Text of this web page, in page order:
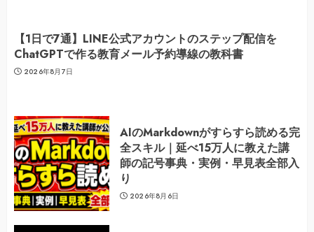
【1日で7通】LINE公式アカウントのステップ配信を
ChatGPTで作る教育メール予約導線の教科書
2026年8月7日
AIのMarkdownがすらすら読める完
全スキル｜延べ15万人に教えた講
師の記号事典・実例・早見表全部入
り
2026年8月6日